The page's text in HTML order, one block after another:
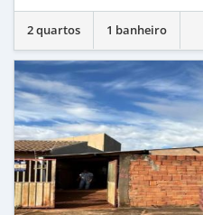
2 quartos 1 banheiro